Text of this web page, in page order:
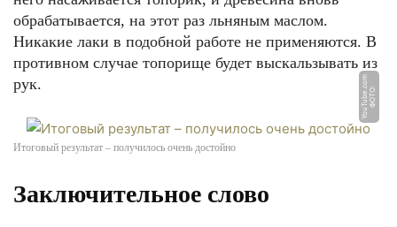
обрабатывается, на этот раз льняным маслом.
Никакие лаки в подобной работе не применяются. В
противном случае топорище будет выскальзывать из
рук.
Ф
О
Т
О:
Y
o
u
T
u
b
e.
c
o
m
Итоговый результат – получилось очень достойно
Заключительное слово